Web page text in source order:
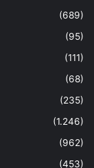
(689)
(95)
(111)
(68)
(235)
(1.246)
(962)
(453)